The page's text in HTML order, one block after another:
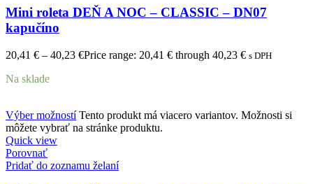
Mini roleta DEŇ A NOC – CLASSIC – DN07
kapučíno
20,41 € – 40,23 €Price range: 20,41 € through 40,23 € s DPH
Na sklade
Výber možností Tento produkt má viacero variantov. Možnosti si
môžete vybrať na stránke produktu.
Quick view
Porovnať
Pridať do zoznamu želaní